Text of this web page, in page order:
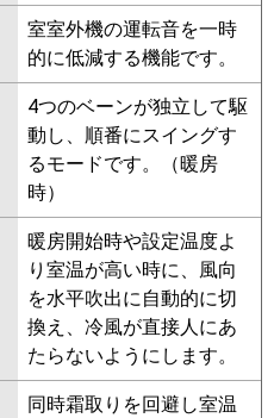
PLZ-HRMP112EY
PLZ-
PLZ-ERMP112ELEY
PLZ-
PLZ-HRMP112EV
PLZ-
PLZ-
PLZ-ERMP112ELEV
PLZ-
PLZ-ERMP112ELER
RCI-
RCI-GP112RHN4
RCI-GP112RHN3
室室外機の運転音を一時
的に低減する機能です。
4つのベーンが独立して駆
動し、順番にスイングす
るモードです。（暖房
時）
暖房開始時や設定温度よ
り室温が高い時に、風向
を水平吹出に自動的に切
換え、冷風が直接人にあ
たらないようにします。
同時霜取りを回避し室温